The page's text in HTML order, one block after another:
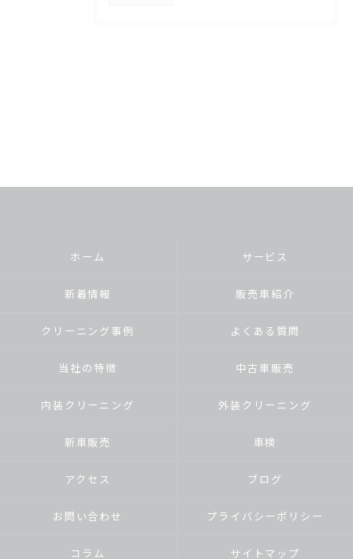
ホーム サービス
新着情報 販売車紹介
クリーニング事例 よくある質問
当社の特徴 中古車販売
内装クリーニング 外装クリーニング
新車販売 車検
アクセス ブログ
お問い合わせ プライバシーポリシー
コラム サイトマップ